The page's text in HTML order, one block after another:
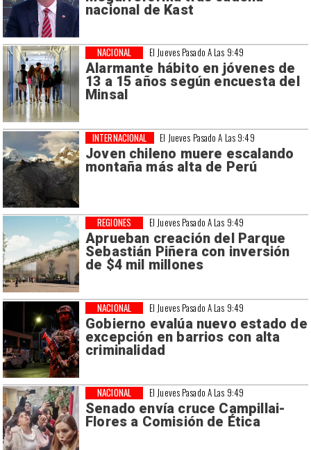
nacional de Kast
El Jueves Pasado A Las 9:49
Alarmante hábito en jóvenes de
13 a 15 años según encuesta del
Minsal
NACIONAL
El Jueves Pasado A Las 9:49
Joven chileno muere escalando
montaña más alta de Perú
INTERNACIONAL
El Jueves Pasado A Las 9:49
Aprueban creación del Parque
Sebastián Piñera con inversión
de $4 mil millones
REGIONES
El Jueves Pasado A Las 9:49
Gobierno evalúa nuevo estado de
excepción en barrios con alta
criminalidad
NACIONAL
El Jueves Pasado A Las 9:49
Senado envía cruce Campillai-
Flores a Comisión de Ética
NACIONAL